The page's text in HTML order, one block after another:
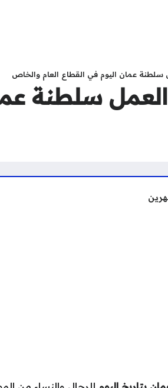
سلطنة عمان اليوم في القطاع العام والخاص
سلطنة